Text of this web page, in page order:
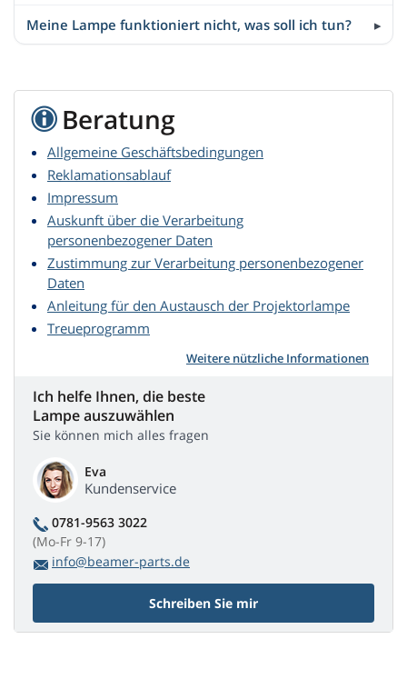
Meine Lampe funktioniert nicht, was soll ich tun?
Beratung
Allgemeine Geschäftsbedingungen
Reklamationsablauf
Impressum
Auskunft über die Verarbeitung
personenbezogener Daten
Zustimmung zur Verarbeitung personenbezogener
Daten
Anleitung für den Austausch der Projektorlampe
Treueprogramm
Weitere nützliche Informationen
Ich helfe Ihnen, die beste
Lampe auszuwählen
Sie können mich alles fragen
Eva
Kundenservice
0781-9563 3022
(Mo-Fr 9-17)
info@beamer-parts.de
Schreiben Sie mir